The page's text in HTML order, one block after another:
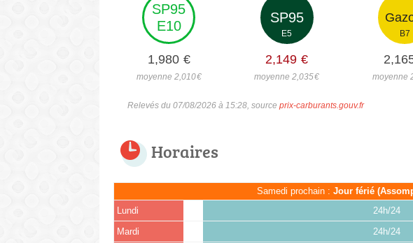
SP95
E10
1,980 €
moyenne 2,010€
SP95
E5
2,149 €
moyenne 2,035€
B7
moyenne
Relevés du 07/08/2026 à 15:28, source prix-carburants.gouv.fr
Horaires
Samedi prochain : Jour férié
Lundi
24h/24
Mardi 24h/24